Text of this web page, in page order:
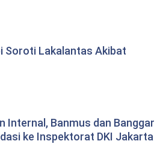
Soroti Lakalantas Akibat
Internal, Banmus dan Banggar
ke Inspektorat DKI Jakarta